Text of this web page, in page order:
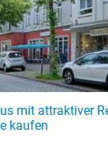
mit attraktiver
kaufen